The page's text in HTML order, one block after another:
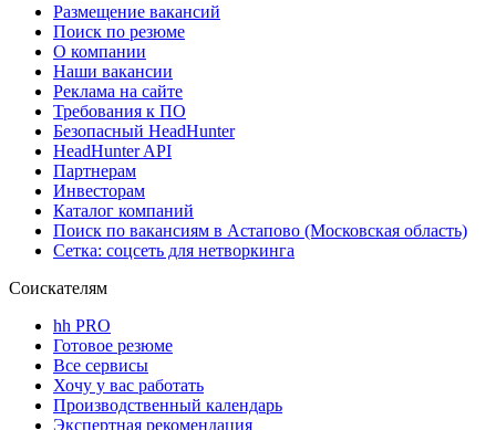
Размещение вакансий
Поиск по резюме
О компании
Наши вакансии
Реклама на сайте
Требования к ПО
Безопасный HeadHunter
HeadHunter API
Партнерам
Инвесторам
Каталог компаний
Поиск по вакансиям в Астапово (Московская область)
Сетка: соцсеть для нетворкинга
Соискателям
hh PRO
Готовое резюме
Все сервисы
Хочу у вас работать
Производственный календарь
Экспертная рекомендация